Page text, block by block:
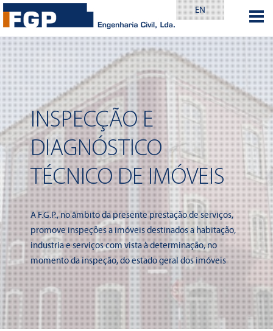
EN
INSPECÇÃO E
DIAGNÓSTICO
TÉCNICO DE IMÓVEIS
A F.G.P., no âmbito da presente prestação de serviços,
promove inspeções a imóveis destinados a habitação,
industria e serviços com vista à determinação, no
momento da inspeção, do estado geral dos imóveis